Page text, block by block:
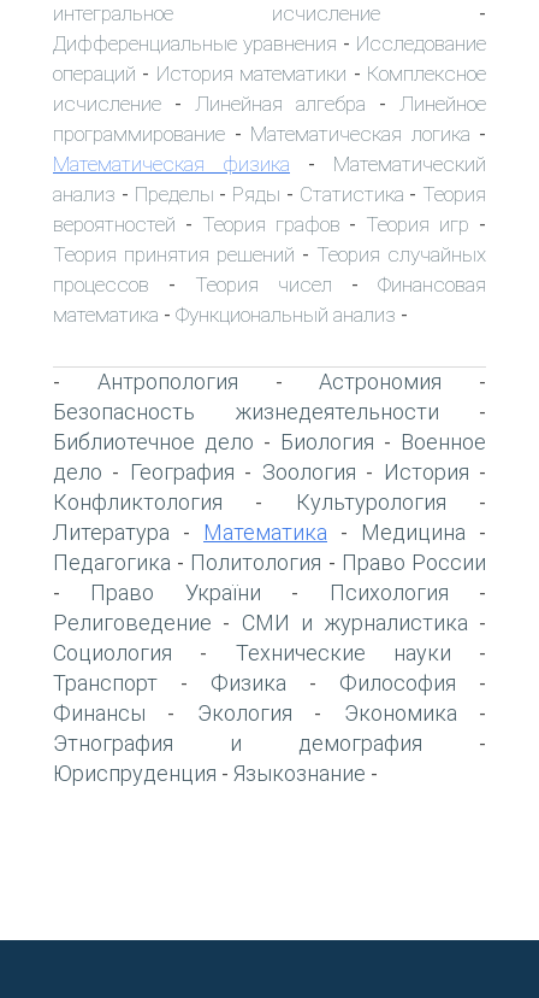
интегральное исчисление -
Дифференциальные уравнения - Исследование
операций - История математики - Комплексное
исчисление - Линейная алгебра - Линейное
программирование - Математическая логика -
Математическая физика - Математический
анализ - Пределы - Ряды - Статистика - Теория
вероятностей - Теория графов - Теория игр -
Теория принятия решений - Теория случайных
процессов - Теория чисел - Финансовая
математика - Функциональный анализ -
- Антропология -Астрономия -
Безопасность жизнедеятельности -
Библиотечное дело - Биология - Военное
дело - География - Зоология - История -
Конфликтология - Культурология -
Литература - Математика - Медицина -
Педагогика - Политология - Право России
- Право України - Психология -
Религоведение - СМИ и журналистика -
Социология - Технические науки -
Транспорт - Физика - Философия -
Финансы - Экология - Экономика -
Этнография и демография -
Юриспруденция - Языкознание -